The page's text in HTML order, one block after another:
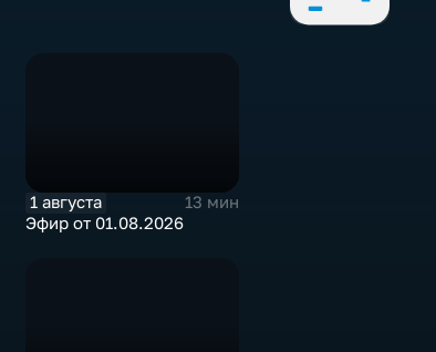
1 августа
13 мин
Эфир от 01.08.2026